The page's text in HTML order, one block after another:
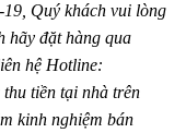
Quý khách vui lòng
hãy đặt hàng qua
hệ Hotline:
tiền tại nhà trên
kinh nghiệm bán